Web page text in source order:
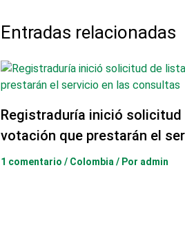
Entradas relacionadas
Registraduría inició
votación que prestarán el
1 comentario / Colombia/ Por admin